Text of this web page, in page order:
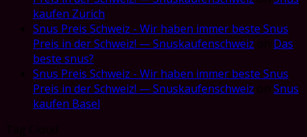
kaufen Zürich
Snus Preis Schweiz - Wir haben immer beste Snus
Preis in der Schweiz! — Snuskaufenschweiz
Das
beste snus?
Snus Preis Schweiz - Wir haben immer beste Snus
Preis in der Schweiz! — Snuskaufenschweiz
Snus
kaufen Basel